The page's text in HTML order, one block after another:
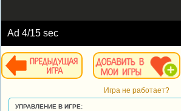
Ad4/15 sec
Игра не работает?
УПРАВЛЕНИЕ В ИГРЕ: